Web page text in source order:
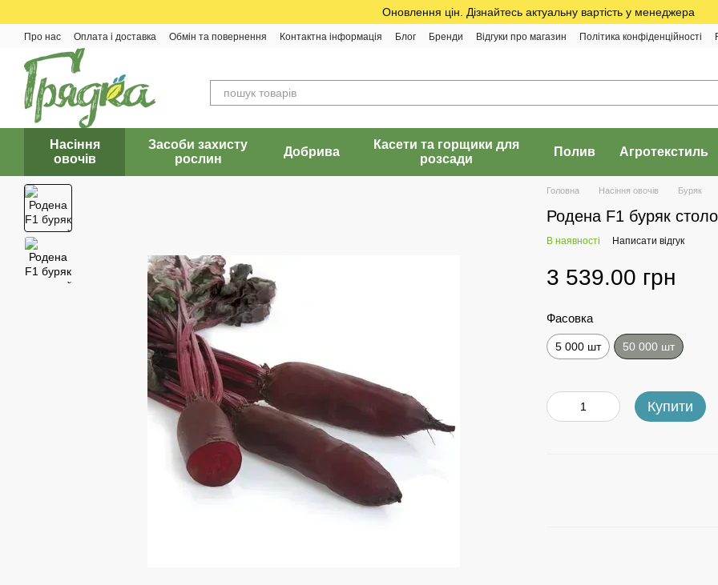
Оновлення цін. Дізнайтесь актуальну вартість у менеджера
Про нас Оплата і доставка Обмін та повернення Контактна інформація Блог Бренди Відгуки про магазин Політика конфіденційності
Насіння
овочів
Засоби захисту
рослин
Добрива
Касети та горщики для
розсади
Полив Агротекстиль
Головна Насіння овочів Буряк
Родена F1 буряк
В наявності Написати відгук
3 539.00 грн
Фасовка
5 000 шт 50 000 шт
Купити